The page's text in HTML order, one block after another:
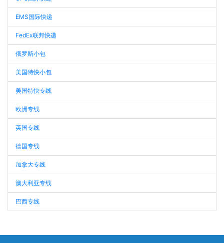
EMS国际快递
FedEx联邦快递
俄罗斯小包
美国特快小包
美国特快专线
欧洲专线
英国专线
德国专线
加拿大专线
澳大利亚专线
巴西专线